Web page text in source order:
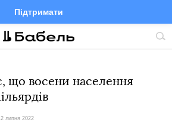
Підтримати
FacebookTelegramTwitter
що восени населення
липня 2022